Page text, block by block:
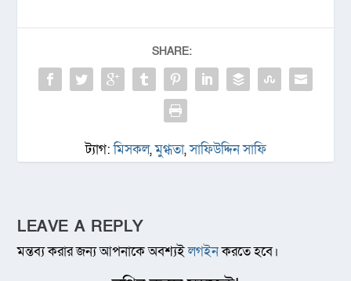
SHARE:
ট্যাগ:মিসকল,মুগ্ধতা,সাফিউদ্দিন সাফি
LEAVE A REPLY
মন্তব্য করার জন্য আপনাকে অবশ্যইলগইনকরতে হবে।